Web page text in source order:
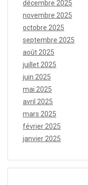
décembre 2025
novembre 2025
octobre 2025
septembre 2025
août 2025
juillet 2025
juin 2025
mai 2025
avril 2025
mars 2025
février 2025
janvier 2025